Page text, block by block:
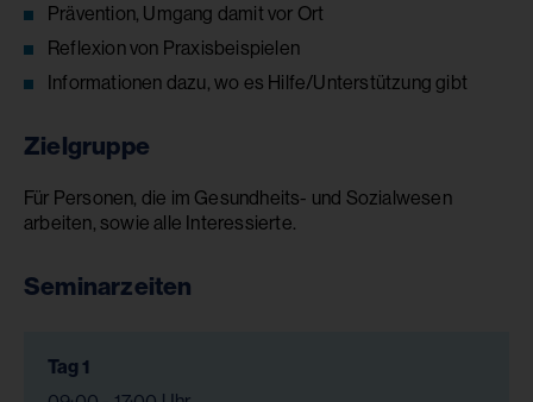
Prävention, Umgang damit vor Ort
Reflexion von Praxisbeispielen
Informationen dazu, wo es Hilfe/Unterstützung gibt
Zielgruppe
Für Personen, die im Gesundheits- und Sozialwesen
arbeiten, sowie alle Interessierte.
Seminarzeiten
Tag 1